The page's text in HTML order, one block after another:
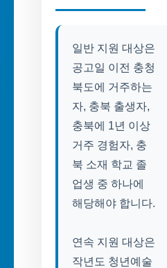
일반 지원 대상은
공고일 이전 충청
북도에 거주하는
자, 충북 출생자,
충북에 1년 이상
거주 경험자, 충
북 소재 학교 졸
업생 중 하나에
해당해야 합니다.
연속 지원 대상은
작년도 청년예술